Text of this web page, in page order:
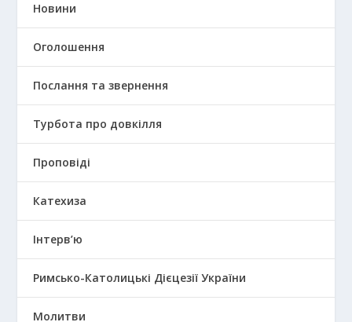
Новини
Оголошення
Послання та звернення
Турбота про довкілля
Проповіді
Катехиза
Інтерв’ю
Римсько-Католицькі Дієцезії України
Молитви